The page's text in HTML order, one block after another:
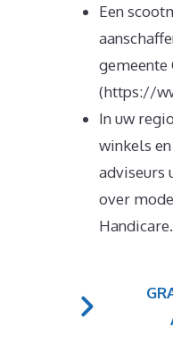
Een
gemeente
(https://
In uw
winkels
adviseurs
over
Handicare.